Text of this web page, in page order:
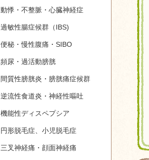
動悸・不整脈・心臓神経症
過敏性腸症候群（IBS)
便秘・慢性腹痛・SIBO
頻尿・過活動膀胱
間質性膀胱炎・膀胱痛症候群
逆流性食道炎・神経性嘔吐
機能性ディスペプシア
円形脱毛症、小児脱毛症
三叉神経痛・顔面神経痛